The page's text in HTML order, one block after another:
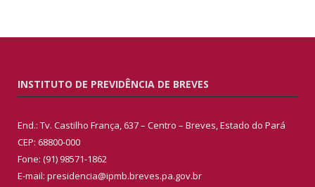
INSTITUTO DE PREVIDÊNCIA DE BREVES
End.: Tv. Castilho França, 637 – Centro – Breves, Estado do Pará
CEP: 68800-000
Fone: (91) 98571-1862
E-mail: presidencia@ipmb.breves.pa.gov.br